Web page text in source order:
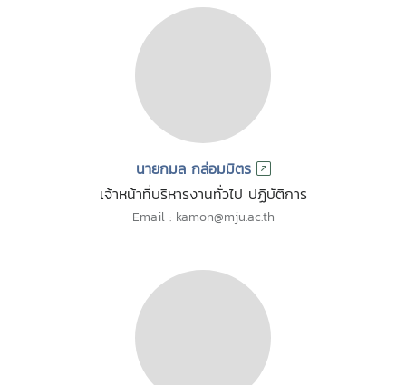
นายกมล กล่อมมิตร
เจ้าหน้าที่บริหารงานทั่วไป ปฏิบัติการ
Email : kamon@mju.ac.th